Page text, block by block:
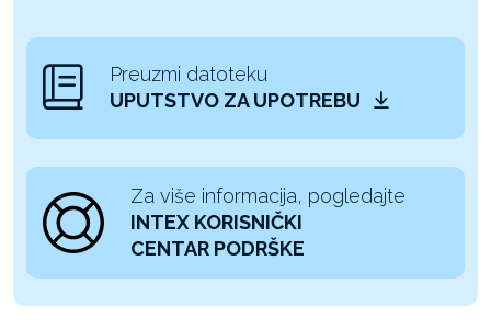
Preuzmi datoteku
UPUTSTVO ZA UPOTREBU
Za više informacija, pogledajte
INTEX KORISNIČKI
CENTAR PODRŠKE